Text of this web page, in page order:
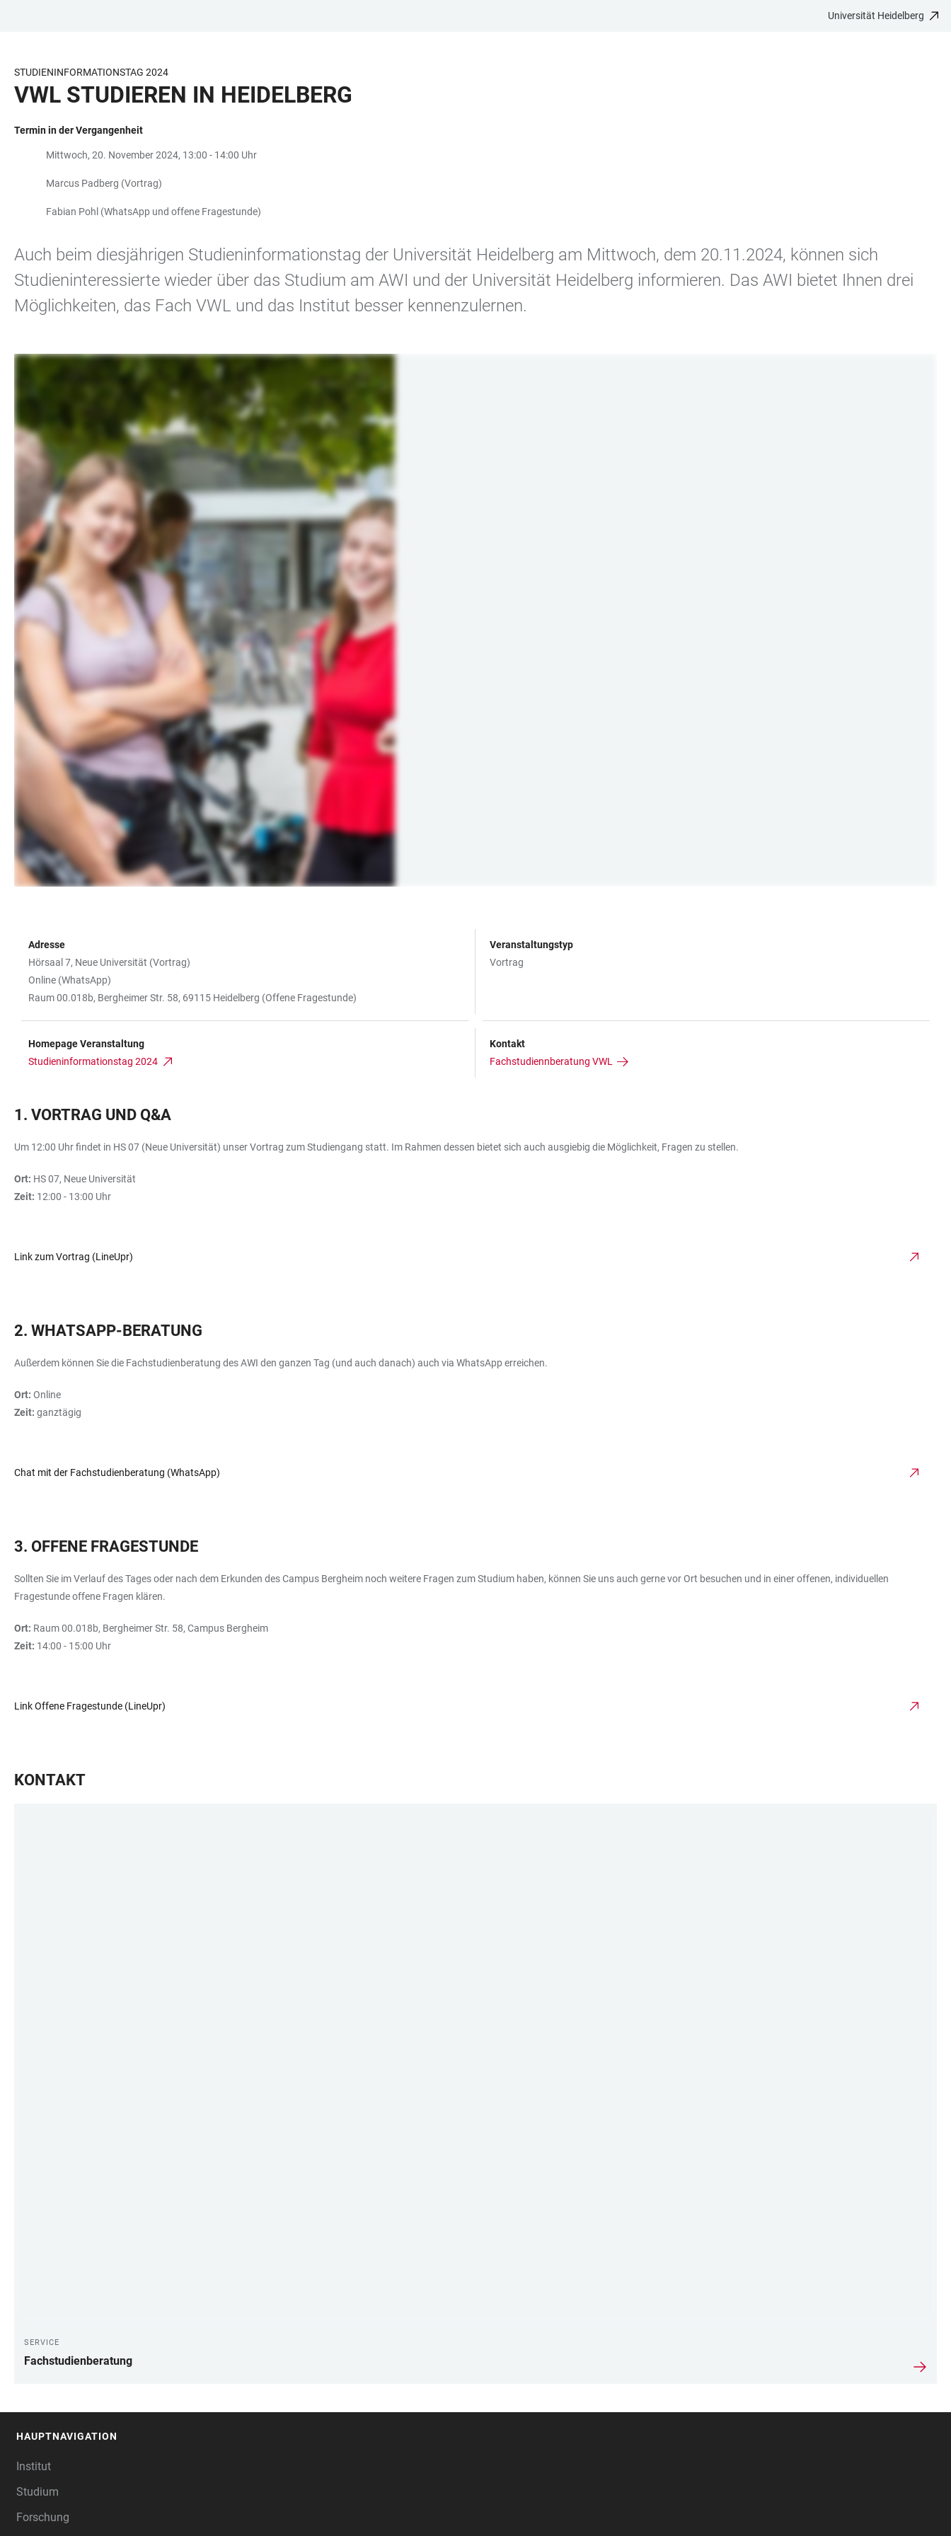
BARRIEREFREIHEIT
Universität Heidelberg
STUDIENINFORMATIONSTAG 2024
VWL STUDIEREN IN HEIDELBERG
Termin in der Vergangenheit
Mittwoch, 20. November 2024, 13:00 - 14:00 Uhr
Marcus Padberg (Vortrag)
Fabian Pohl (WhatsApp und offene Fragestunde)
Auch beim diesjährigen Studieninformationstag der Universität Heidelberg am Mittwoch, dem 20.11.2024, können sich
Studieninteressierte wieder über das Studium am AWI und der Universität Heidelberg informieren. Das AWI bietet Ihnen drei
Möglichkeiten, das Fach VWL und das Institut besser kennenzulernen.
Adresse
Hörsaal 7, Neue Universität (Vortrag)
Online (WhatsApp)
Raum 00.018b, Bergheimer Str. 58, 69115 Heidelberg (Offene Fragestunde)
Veranstaltungstyp
Vortrag
Homepage Veranstaltung
Studieninformationstag 2024
Kontakt
Fachstudiennberatung VWL
1. VORTRAG UND Q&A
Um 12:00 Uhr findet in HS 07 (Neue Universität) unser Vortrag zum Studiengang statt. Im Rahmen dessen bietet sich auch ausgiebig die Möglichkeit, Fragen zu stellen.
Ort: HS 07, Neue Universität
Zeit: 12:00 - 13:00 Uhr
Link zum Vortrag (LineUpr)
2. WHATSAPP-BERATUNG
Außerdem können Sie die Fachstudienberatung des AWI den ganzen Tag (und auch danach) auch via WhatsApp erreichen.
Ort: Online
Zeit: ganztägig
Chat mit der Fachstudienberatung (WhatsApp)
3. OFFENE FRAGESTUNDE
Sollten Sie im Verlauf des Tages oder nach dem Erkunden des Campus Bergheim noch weitere Fragen zum Studium haben, können Sie uns auch gerne vor Ort besuchen und in einer offenen, individuellen
Fragestunde offene Fragen klären.
Ort: Raum 00.018b, Bergheimer Str. 58, Campus Bergheim
Zeit: 14:00 - 15:00 Uhr
Link Offene Fragestunde (LineUpr)
KONTAKT
SERVICE
Fachstudienberatung
HAUPTNAVIGATION
Institut
Studium
Forschung